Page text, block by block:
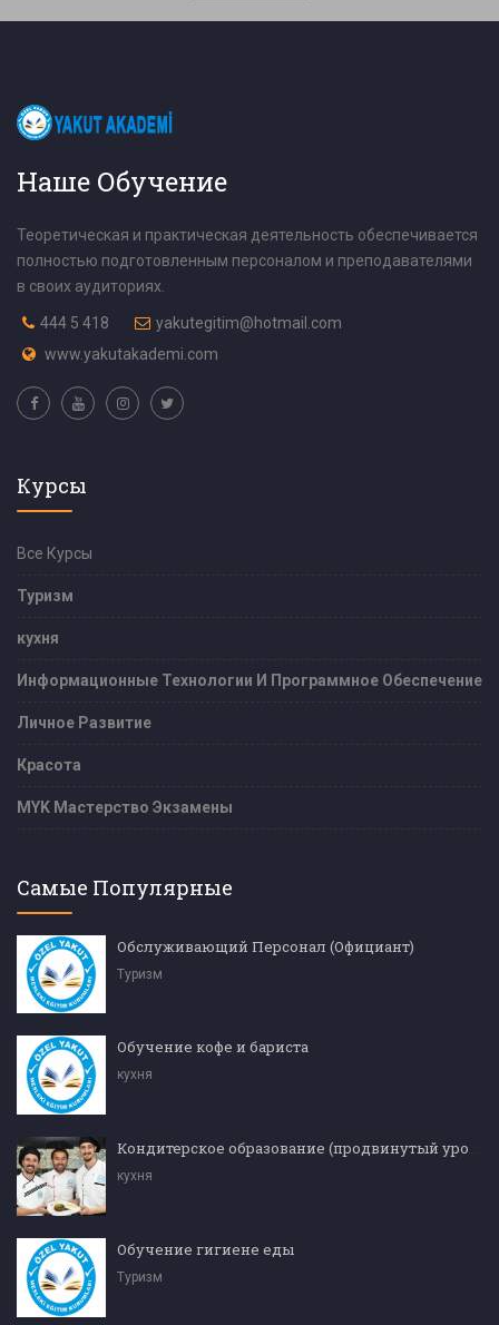
Наше Обучение
Теоретическая и практическая деятельность обеспечивается
полностью подготовленным персоналом и преподавателями
в своих аудиториях.
444 5 418
yakutegitim@hotmail.com
www.yakutakademi.com
Курсы
Все Курсы
Туризм
кухня
Информационные Технологии И Программное Обеспечение
Личное Развитие
Красота
MYK Мастерство Экзамены
Самые Популярные
Обслуживающий Персонал (Официант)
Туризм
Обучение кофе и бариста
кухня
кухня
Обучение гигиене еды
Туризм